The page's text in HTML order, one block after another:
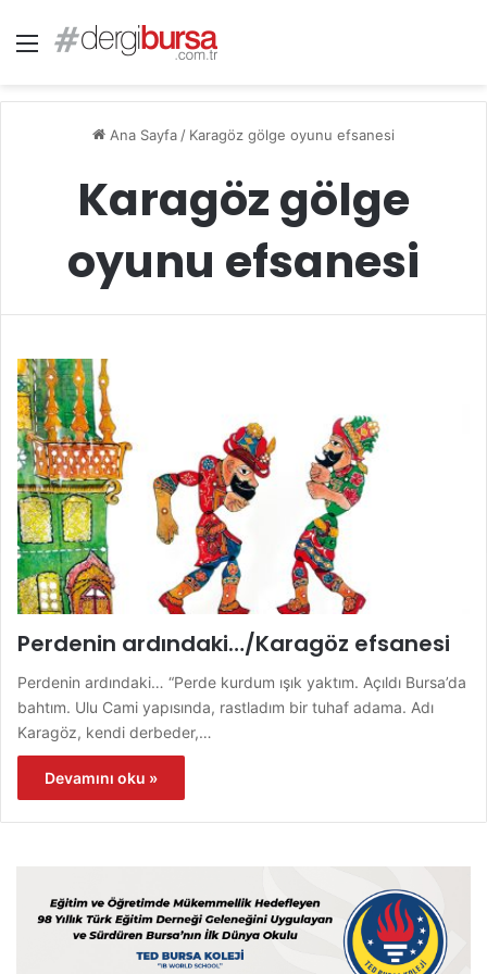
Menü
Ana Sayfa / Karagöz gölge oyunu efsanesi
Karagöz gölge
oyunu efsanesi
Perdenin ardındaki…/Karagöz efsanesi
Perdenin ardındaki… “Perde kurdum ışık yaktım. Açıldı Bursa’da
bahtım. Ulu Cami yapısında, rastladım bir tuhaf adama. Adı
Karagöz, kendi derbeder,…
Devamını oku »